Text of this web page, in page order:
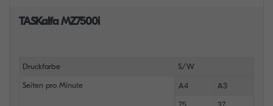
TASKalfa MZ7500i
Druckfarbe S/W
Seiten pro Minute A4 A3